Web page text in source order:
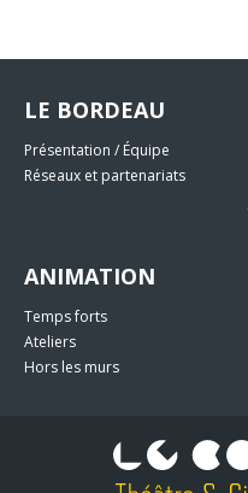
LE BORDEAU
Présentation / Équipe
Réseaux et partenariats
ANIMATION
Temps forts
Ateliers
Hors les murs